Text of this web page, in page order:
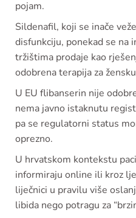
pojam.
Sildenafil, koji se inače
disfunkciju, ponekad se na
tržištima prodaje kao
odobrena terapija za
U EU flibanserin nije
nema javno istaknutu
pa se regulatorni status
oprezno.
U hrvatskom kontekstu
informiraju online ili kroz
liječnici u pravilu više
libida nego potragu za